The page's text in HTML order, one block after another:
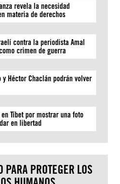
revela la necesidad
materia de derechos
contra la periodista Amal
crimen de guerra
y Héctor Chaclán podrán volver
Tíbet por mostrar una foto
en libertad
PARA PROTEGER LOS